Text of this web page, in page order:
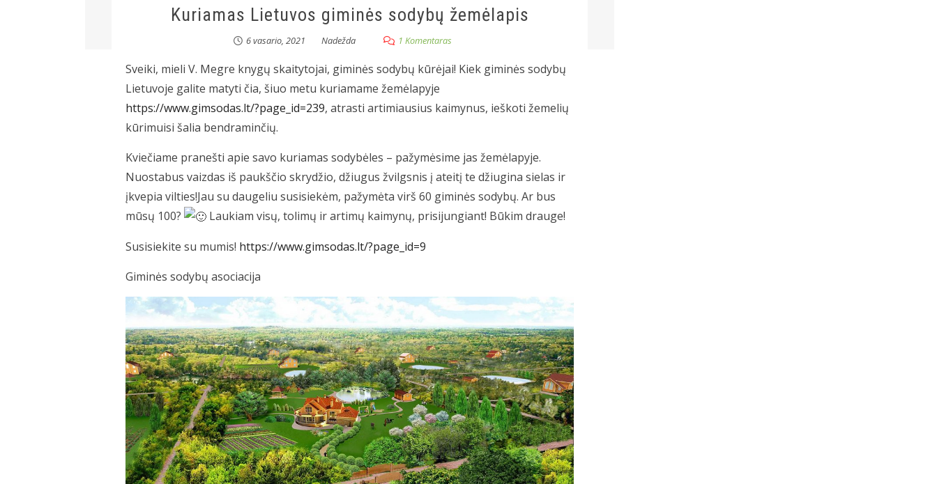
Kuriamas Lietuvos giminės sodybų žemėlapis
6 vasario, 2021 Nadežda 1 Komentaras
Sveiki, mieli V. Megre knygų skaitytojai, giminės sodybų kūrėjai! Kiek giminės sodybų
Lietuvoje galite matyti čia, šiuo metu kuriamame žemėlapyje
https://www.gimsodas.lt/?page_id=239, atrasti artimiausius kaimynus, ieškoti žemelių
kūrimuisi šalia bendraminčių.
Kviečiame pranešti apie savo kuriamas sodybėles – pažymėsime jas žemėlapyje.
Nuostabus vaizdas iš paukščio skrydžio, džiugus žvilgsnis į ateitį te džiugina sielas ir
įkvepia vilties!Jau su daugeliu susisiekėm, pažymėta virš 60 giminės sodybų. Ar bus
mūsų 100?
Laukiam visų, tolimų ir artimų kaimynų, prisijungiant! Būkim drauge!
Susisiekite su mumis! https://www.gimsodas.lt/?page_id=9
Giminės sodybų asociacija